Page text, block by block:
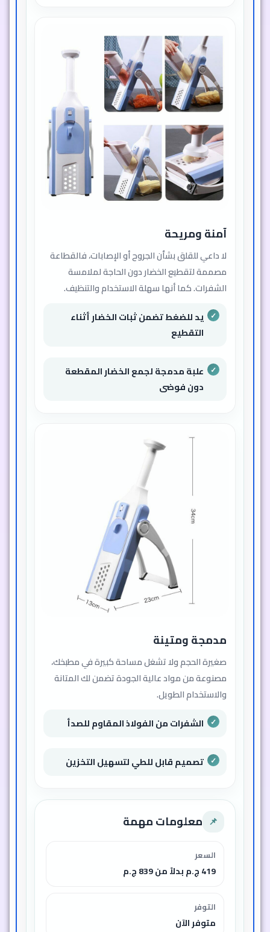
آمنة ومريحة
لا داعي للقلق بشأن الجروح أو الإصابات، فالقطاعة
مصممة لتقطيع الخضار دون الحاجة لملامسة
الشفرات. كما أنها سهلة الاستخدام والتنظيف.
يد للضغط تضمن ثبات الخضار أثناء
التقطيع
علبة مدمجة لجمع الخضار المقطعة
دون فوضى
مدمجة ومتينة
صغيرة الحجم ولا تشغل مساحة كبيرة في مطبخك،
مصنوعة من مواد عالية الجودة تضمن لك المتانة
والاستخدام الطويل.
الشفرات من الفولاذ المقاوم للصدأ
تصميم قابل للطي لتسهيل التخزين
📌 معلومات مهمة
السعر
419 ج.م بدلاً من 839 ج.م
التوفر
متوفر الآن